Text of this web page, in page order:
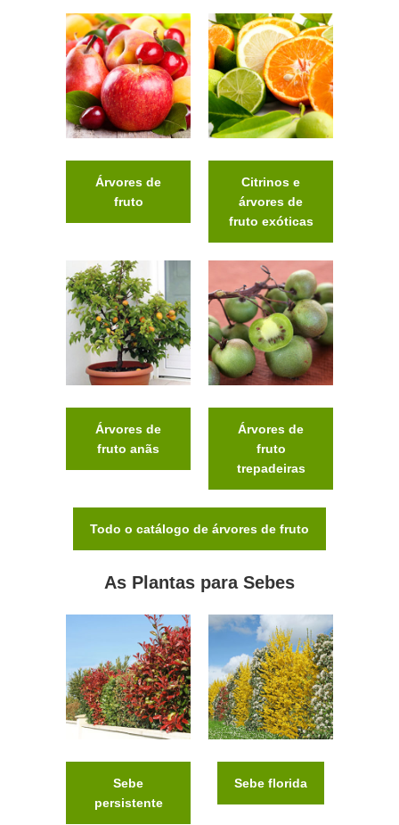
Árvores de
fruto
Citrinos e
árvores de
fruto exóticas
Árvores de
fruto anãs
Árvores de
fruto
trepadeiras
Todo o catálogo de árvores de fruto
As Plantas para Sebes
Sebe
persistente
Sebe florida